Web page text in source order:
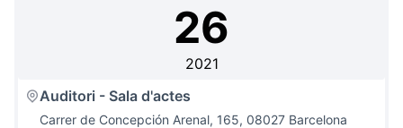
26
2021
Auditori - Sala d'actes
Carrer de Concepción Arenal, 165, 08027 Barcelona